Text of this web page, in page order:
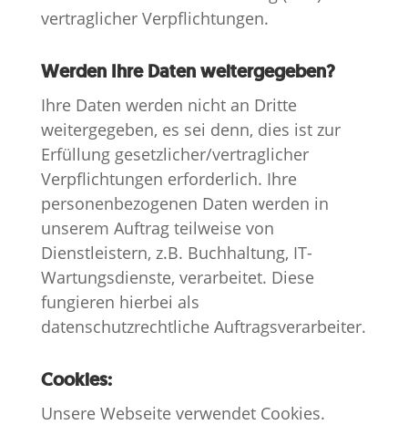
vertraglicher Verpflichtungen.
Werden Ihre Daten weitergegeben?
Ihre Daten werden nicht an Dritte
weitergegeben, es sei denn, dies ist zur
Erfüllung gesetzlicher/vertraglicher
Verpflichtungen erforderlich. Ihre
personenbezogenen Daten werden in
unserem Auftrag teilweise von
Dienstleistern, z.B. Buchhaltung, IT-
Wartungsdienste, verarbeitet. Diese
fungieren hierbei als
datenschutzrechtliche Auftragsverarbeiter.
Cookies:
Unsere Webseite verwendet Cookies.